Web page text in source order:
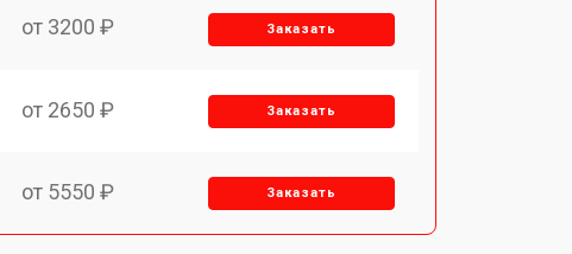
от 3200 ₽ Заказать
от 2650 ₽ Заказать
от 5550 ₽ Заказать